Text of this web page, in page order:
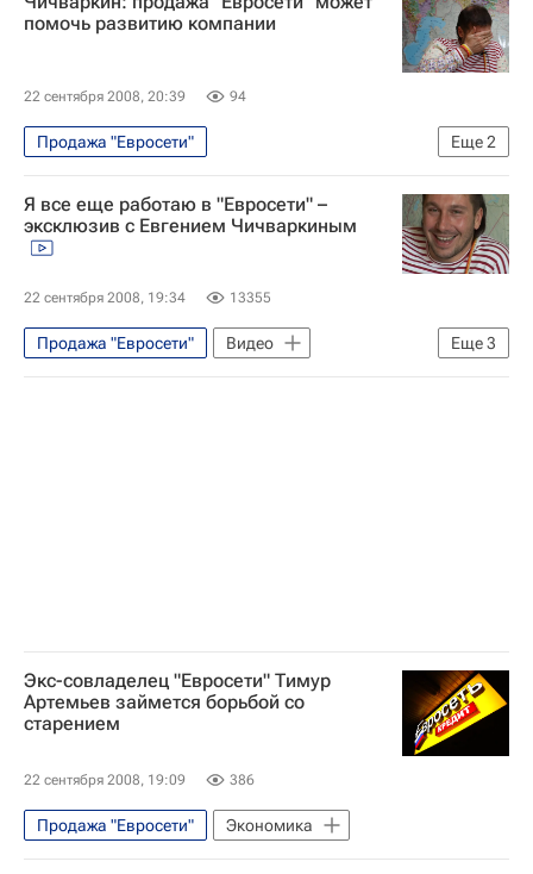
помочь развитию компании
22 сентября 2008, 20:39 94
Еще2
Продажа "Евросети"
Новости компаний - Экономика
Экономика
Я все еще работаю в "Евросети" –
эксклюзив с Евгением Чичваркиным
22 сентября 2008, 19:34 13355
Еще3
Продажа "Евросети"
Видео
Новости компаний - Экономика
Экс-совладелец "Евросети" Тимур
Артемьев займется борьбой со
старением
22 сентября 2008, 19:09 386
Продажа "Евросети" Экономика